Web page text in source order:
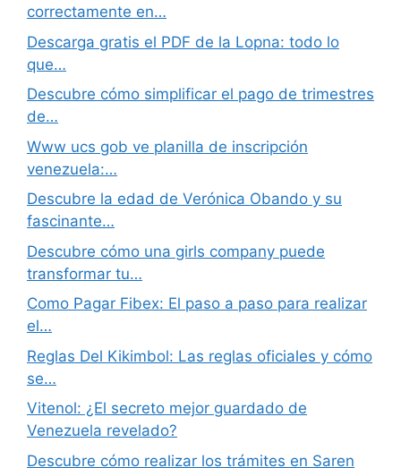
correctamente en…
Descarga gratis el PDF de la Lopna: todo lo
que…
Descubre cómo simplificar el pago de trimestres
de…
Www ucs gob ve planilla de inscripción
venezuela:…
Descubre la edad de Verónica Obando y su
fascinante…
Descubre cómo una girls company puede
transformar tu…
Como Pagar Fibex: El paso a paso para realizar
el…
Reglas Del Kikimbol: Las reglas oficiales y cómo
se…
Vitenol: ¿El secreto mejor guardado de
Venezuela revelado?
Descubre cómo realizar los trámites en Saren